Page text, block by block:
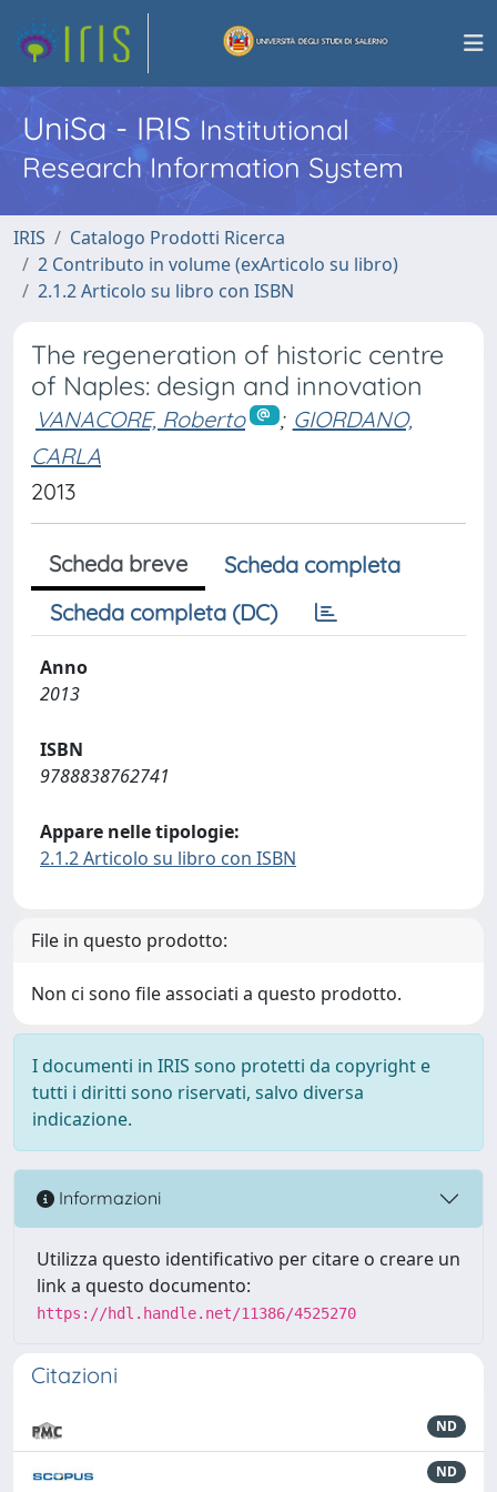
UniSa - IRISInstitutional
Research Information System
IRIS
Catalogo Prodotti Ricerca
2 Contributo in volume (exArticolo su libro)
2.1.2 Articolo su libro con ISBN
The regeneration of historic centre
of Naples: design and innovation
VANACORE, Roberto ; GIORDANO,
CARLA
2013
Scheda breve
Scheda completa
Scheda completa (DC)
Anno
2013
ISBN
9788838762741
Appare nelle tipologie:
2.1.2 Articolo su libro con ISBN
File in questo prodotto:
Non ci sono file associati a questo prodotto.
I documenti in IRIS sono protetti da copyright e
tutti i diritti sono riservati, salvo diversa
indicazione.
Informazioni
Utilizza questo identificativo per citare o creare un
link a questo documento:
https://hdl.handle.net/11386/4525270
Citazioni
ND
ND